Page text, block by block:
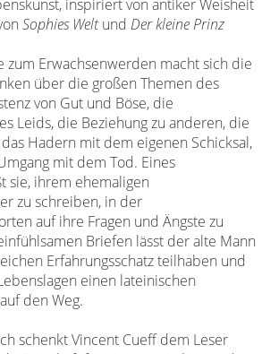
inspiriert von antiker Weisheit
Sophies Weltund Der kleine Prinz
zum Erwachsenwerden macht sich die
über die großen Themen des
von Gut und Böse, die
Leids, die Beziehung zu anderen, die
Hadern mit dem eigenen Schicksal,
mit dem Tod. Eines
sie, ihrem ehemaligen
zu schreiben, in der
auf ihre Fragen und Ängste zu
Briefen lässt der alte Mann
Erfahrungsschatz teilhaben und
einen lateinischen
den Weg.
schenkt Vincent Cueff dem Leser